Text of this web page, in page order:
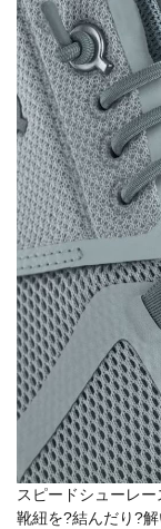
スピードシューレー
靴紐を?結んだり?